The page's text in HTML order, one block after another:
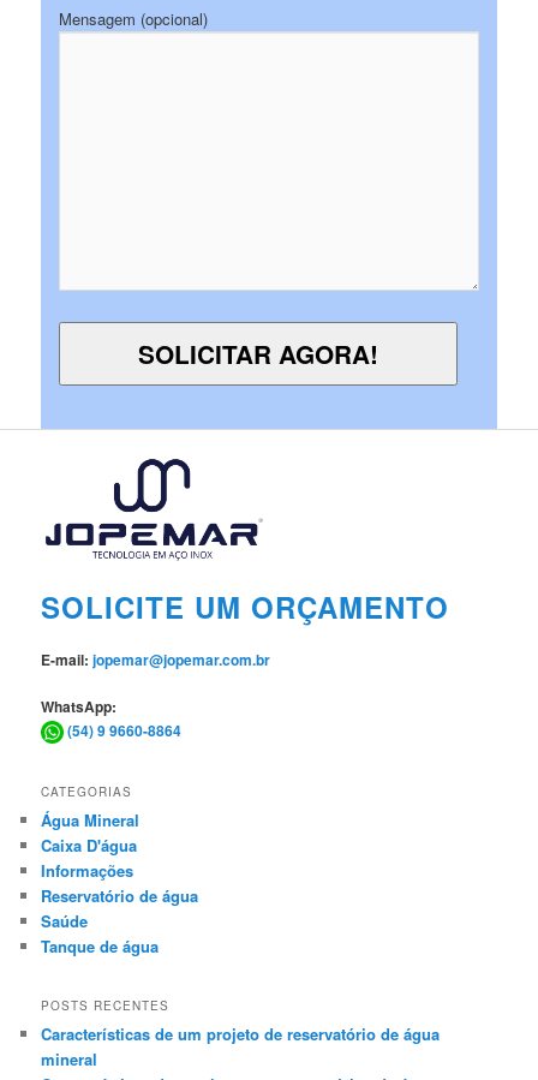
Mensagem (opcional)
SOLICITE UM ORÇAMENTO
E-mail:jopemar@jopemar.com.br
WhatsApp:
(54) 9 9660-8864
CATEGORIAS
Água Mineral
Caixa D'água
Informações
Reservatório de água
Saúde
Tanque de água
POSTS RECENTES
Características de um projeto de reservatório de água
mineral